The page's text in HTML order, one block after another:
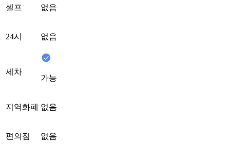
셀프 없음
24시 없음
세차
가능
지역화폐 없음
편의점 없음